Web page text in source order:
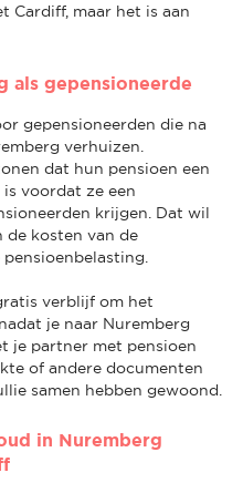
Cardiff, maar het is aan
als gepensioneerde
gepensioneerden die na
verhuizen.
dat hun pensioen een
voordat ze een
krijgen. Dat wil
de kosten van de
verblijf om het
je naar Nuremberg
je partner met pensioen
of andere documenten
samen hebben gewoond.
in Nuremberg